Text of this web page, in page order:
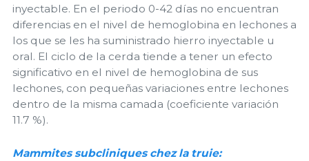
inyectable. En el periodo 0-42 días no encuentran
diferencias en el nivel de hemoglobina en lechones a
los que se les ha suministrado hierro inyectable u
oral. El ciclo de la cerda tiende a tener un efecto
significativo en el nivel de hemoglobina de sus
lechones, con pequeñas variaciones entre lechones
dentro de la misma camada (coeficiente variación
11.7 %).
Mammites subcliniques chez la truie: